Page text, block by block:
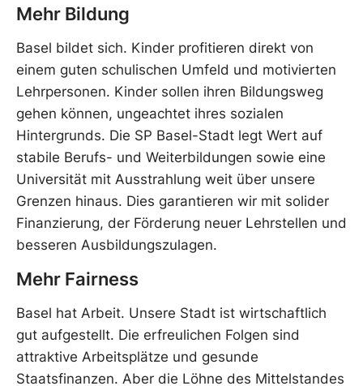
Mehr Bildung
Basel bildet sich. Kinder profitieren direkt von
einem guten schulischen Umfeld und motivierten
Lehrpersonen. Kinder sollen ihren Bildungsweg
gehen können, ungeachtet ihres sozialen
Hintergrunds. Die SP Basel-Stadt legt Wert auf
stabile Berufs- und Weiterbildungen sowie eine
Universität mit Ausstrahlung weit über unsere
Grenzen hinaus. Dies garantieren wir mit solider
Finanzierung, der Förderung neuer Lehrstellen und
besseren Ausbildungszulagen.
Mehr Fairness
Basel hat Arbeit. Unsere Stadt ist wirtschaftlich
gut aufgestellt. Die erfreulichen Folgen sind
attraktive Arbeitsplätze und gesunde
Staatsfinanzen. Aber die Löhne des Mittelstandes